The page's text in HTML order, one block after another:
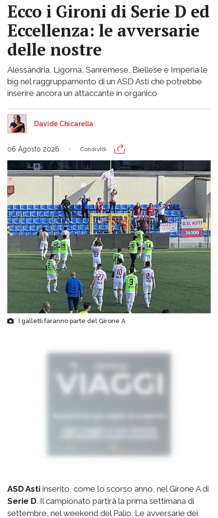
Ecco i Gironi di Serie D ed
Eccellenza: le avversarie
delle nostre
Alessandria, Ligorna, Sanremese, Biellese e Imperia le
big nel raggruppamento di un ASD Asti che potrebbe
inserire ancora un attaccante in organico
Davide Chicarella
06 Agosto 2026 Condividi
I galletti faranno parte del Girone A
ASD Asti inserito, come lo scorso anno, nel Girone A di
Serie D. Il campionato partirà la prima settimana di
settembre, nel weekend del Palio. Le avversarie dei